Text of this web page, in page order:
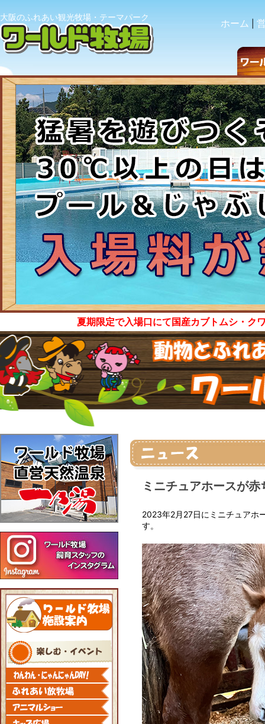
大阪のふれあい観光牧場・テーマパーク
ホーム
夏期限定で入場口にて国産カブトムシ・ク
ミニチュアホースが
2023年2月27日にミニチュアホ
す。